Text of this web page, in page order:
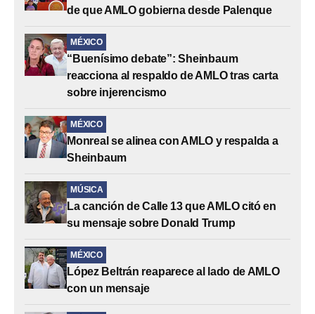
de que AMLO gobierna desde Palenque
MÉXICO
“Buenísimo debate”: Sheinbaum
reacciona al respaldo de AMLO tras carta
sobre injerencismo
MÉXICO
Monreal se alinea con AMLO y respalda a
Sheinbaum
MÚSICA
La canción de Calle 13 que AMLO citó en
su mensaje sobre Donald Trump
MÉXICO
López Beltrán reaparece al lado de AMLO
con un mensaje